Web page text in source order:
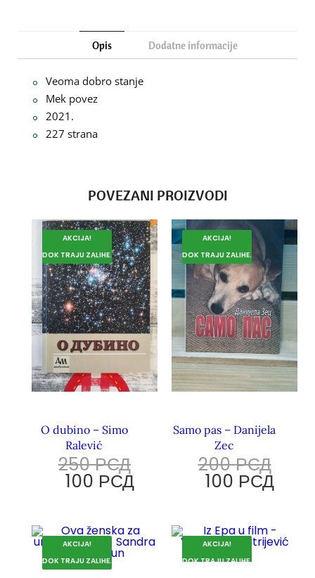
Opis Dodatne informacije
Veoma dobro stanje
Mek povez
2021.
227 strana
POVEZANI PROIZVODI
AKCIJA!
DOK TRAJU ZALIHE.
O dubino – Simo
Ralević
250РСД
100 РСД
AKCIJA!
DOK TRAJU ZALIHE.
Samo pas – Danijela
Zec
200РСД
100 РСД
AKCIJA!
DOK TRAJU ZALIHE.
AKCIJA!
DOK TRAJU ZALIHE.